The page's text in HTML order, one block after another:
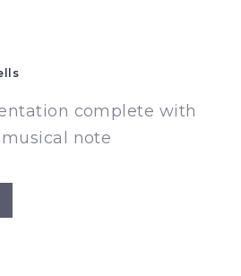
complete with
note